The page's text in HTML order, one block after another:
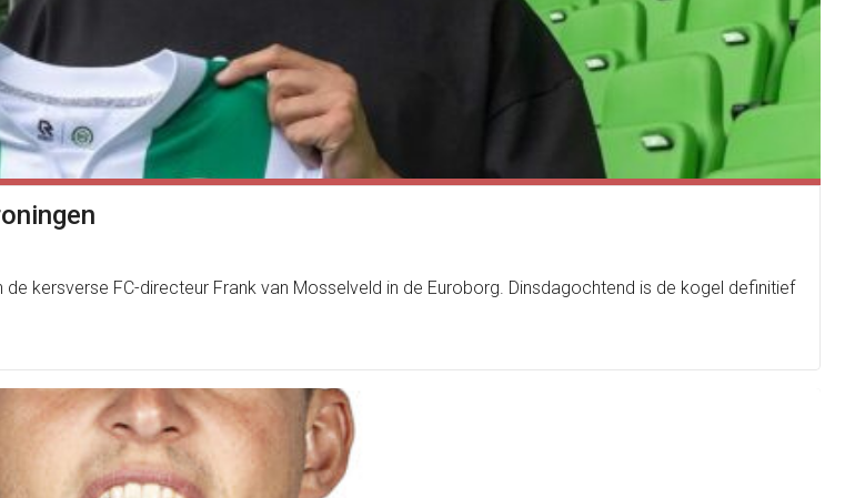
kersverse FC-directeur Frank van Mosselveld in de Euroborg. Dinsdagochtend is de kogel definitief